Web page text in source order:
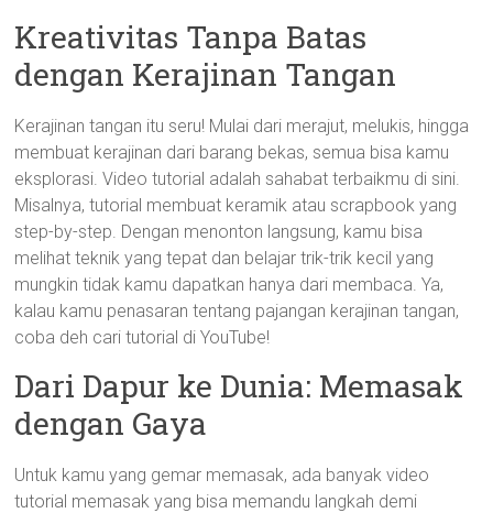
Kreativitas Tanpa Batas
dengan Kerajinan Tangan
Kerajinan tangan itu seru! Mulai dari merajut, melukis, hingga
membuat kerajinan dari barang bekas, semua bisa kamu
eksplorasi. Video tutorial adalah sahabat terbaikmu di sini.
Misalnya, tutorial membuat keramik atau scrapbook yang
step-by-step. Dengan menonton langsung, kamu bisa
melihat teknik yang tepat dan belajar trik-trik kecil yang
mungkin tidak kamu dapatkan hanya dari membaca. Ya,
kalau kamu penasaran tentang pajangan kerajinan tangan,
coba deh cari tutorial di YouTube!
Dari Dapur ke Dunia: Memasak
dengan Gaya
Untuk kamu yang gemar memasak, ada banyak video
tutorial memasak yang bisa memandu langkah demi